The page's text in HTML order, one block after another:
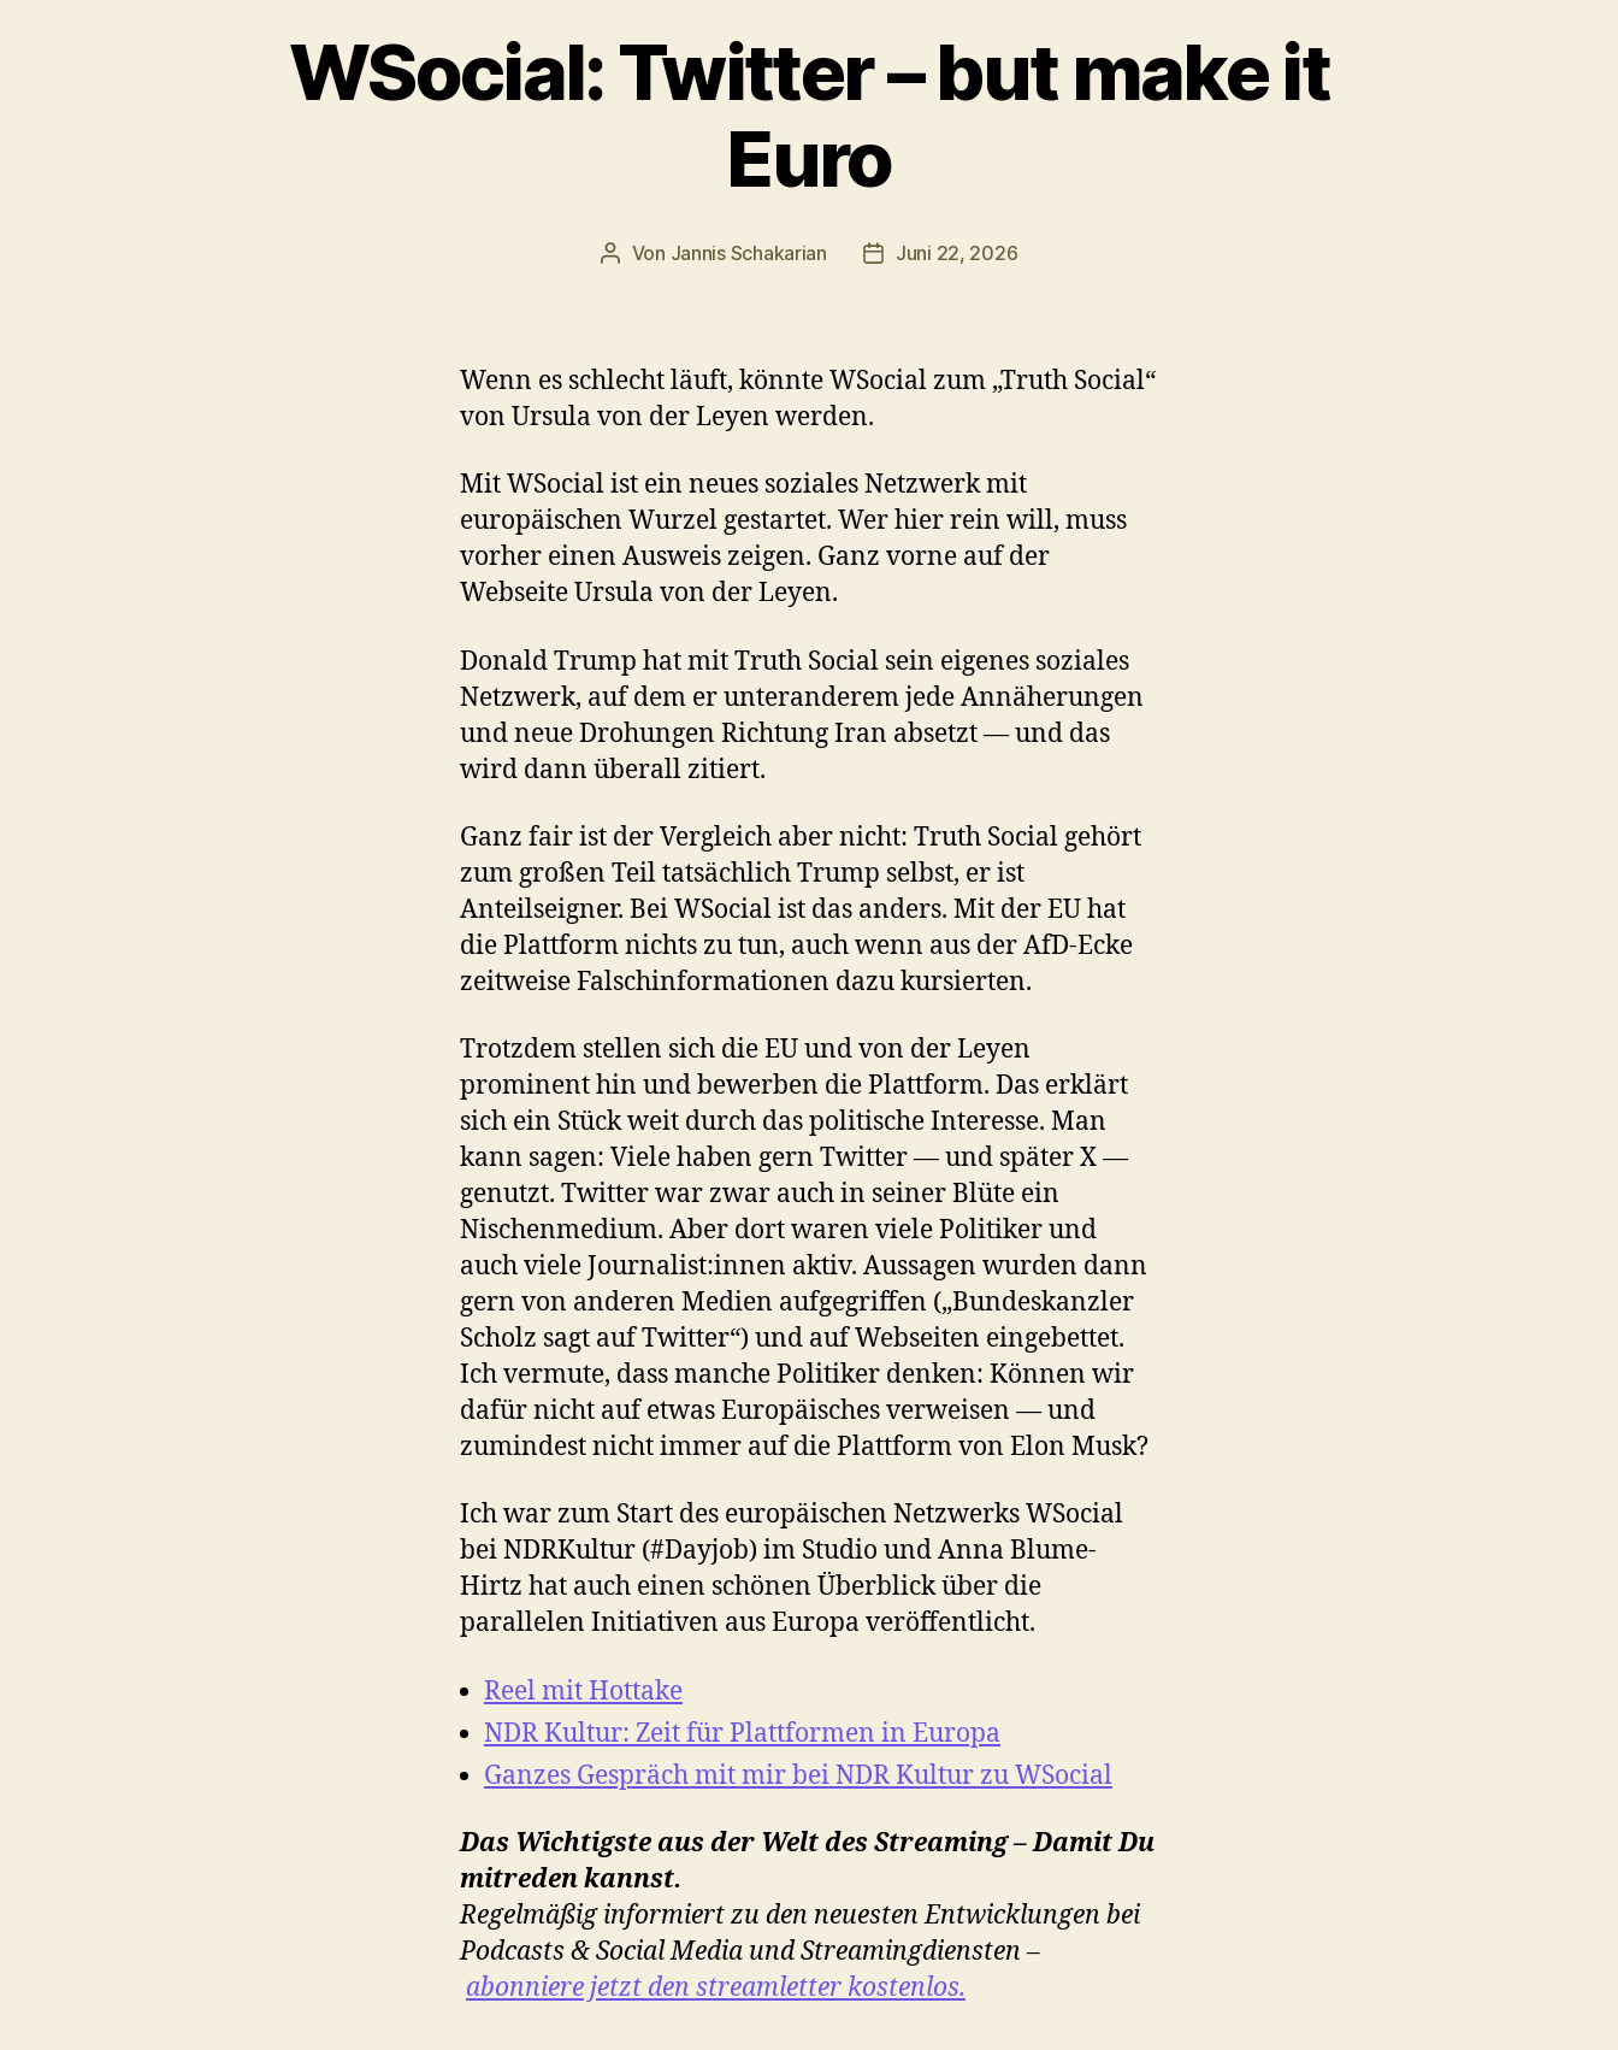
WSocial: Twitter – but make it
Euro
Beitragsautor
Von Jannis Schakarian Veröffentlichungsdatum
Juni 22, 2026
Wenn es schlecht läuft, könnte WSocial zum „Truth Social“
von Ursula von der Leyen werden.
Mit WSocial ist ein neues soziales Netzwerk mit
europäischen Wurzel gestartet. Wer hier rein will, muss
vorher einen Ausweis zeigen. Ganz vorne auf der
Webseite Ursula von der Leyen.
Donald Trump hat mit Truth Social sein eigenes soziales
Netzwerk, auf dem er unteranderem jede Annäherungen
und neue Drohungen Richtung Iran absetzt — und das
wird dann überall zitiert.
Ganz fair ist der Vergleich aber nicht: Truth Social gehört
zum großen Teil tatsächlich Trump selbst, er ist
Anteilseigner. Bei WSocial ist das anders. Mit der EU hat
die Plattform nichts zu tun, auch wenn aus der AfD-Ecke
zeitweise Falschinformationen dazu kursierten.
Trotzdem stellen sich die EU und von der Leyen
prominent hin und bewerben die Plattform. Das erklärt
sich ein Stück weit durch das politische Interesse. Man
kann sagen: Viele haben gern Twitter — und später X —
genutzt. Twitter war zwar auch in seiner Blüte ein
Nischenmedium. Aber dort waren viele Politiker und
auch viele Journalist:innen aktiv. Aussagen wurden dann
gern von anderen Medien aufgegriffen („Bundeskanzler
Scholz sagt auf Twitter“) und auf Webseiten eingebettet.
Ich vermute, dass manche Politiker denken: Können wir
dafür nicht auf etwas Europäisches verweisen — und
zumindest nicht immer auf die Plattform von Elon Musk?
Ich war zum Start des europäischen Netzwerks WSocial
bei NDRKultur (#Dayjob) im Studio und Anna Blume-
Hirtz hat auch einen schönen Überblick über die
parallelen Initiativen aus Europa veröffentlicht.
Reel mit Hottake
NDR Kultur: Zeit für Plattformen in Europa
Ganzes Gespräch mit mir bei NDR Kultur zu WSocial
Das Wichtigste aus der Welt des Streaming – Damit Du
mitreden kannst.
Regelmäßig informiert zu den neuesten Entwicklungen bei
Podcasts & Social Media und Streamingdiensten –
abonniere jetzt den streamletter kostenlos.